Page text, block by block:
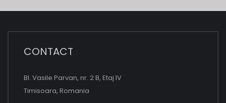
CONTACT
Bl. Vasile Parvan, nr. 2 B, Etaj IV
Timisoara, Romania